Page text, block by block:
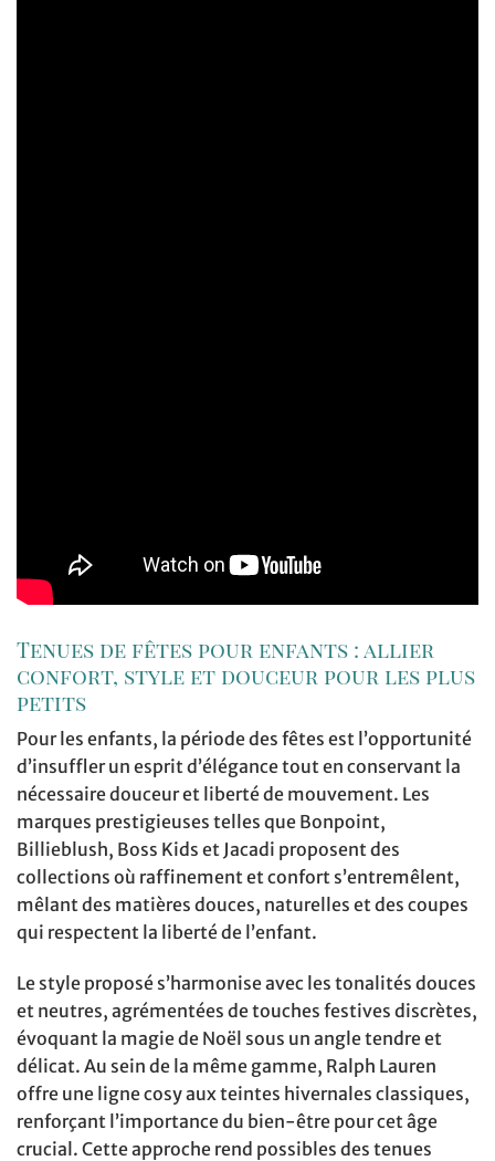
Tenues de fêtes pour enfants : allier
confort, style et douceur pour les plus
petits
Pour les enfants, la période des fêtes est l’opportunité
d’insuffler un esprit d’élégance tout en conservant la
nécessaire douceur et liberté de mouvement. Les
marques prestigieuses telles que Bonpoint,
Billieblush, Boss Kids et Jacadi proposent des
collections où raffinement et confort s’entremêlent,
mêlant des matières douces, naturelles et des coupes
qui respectent la liberté de l’enfant.
Le style proposé s’harmonise avec les tonalités douces
et neutres, agrémentées de touches festives discrètes,
évoquant la magie de Noël sous un angle tendre et
délicat. Au sein de la même gamme, Ralph Lauren
offre une ligne cosy aux teintes hivernales classiques,
renforçant l’importance du bien-être pour cet âge
crucial. Cette approche rend possibles des tenues